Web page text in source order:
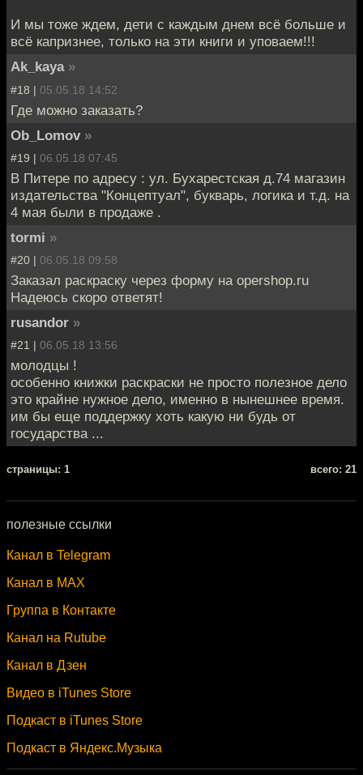
И мы тоже ждем, дети с каждым днем всё больше и
всё капризнее, только на эти книги и уповаем!!!
Ak_kaya »
#18 | 05.05.18 14:52
Где можно заказать?
Ob_Lomov »
#19 | 06.05.18 07:45
В Питере по адресу : ул. Бухарестская д.74 магазин
издательства "Концептуал", букварь, логика и т.д. на
4 мая были в продаже .
tormi »
#20 | 06.05.18 09:58
Заказал раскраску через форму на opershop.ru
Надеюсь скоро ответят!
rusandor »
#21 | 06.05.18 13:56
молодцы !
особенно книжки раскраски не просто полезное дело
это крайне нужное дело, именно в нынешнее время.
им бы еще поддержку хоть какую ни будь от
государства ...
cтраницы: 1 всего: 21
полезные ссылки
Канал в Telegram
Канал в MAX
Группа в Контакте
Канал на Rutube
Канал в Дзен
Видео в iTunes Store
Подкаст в iTunes Store
Подкаст в Яндекс.Музыка